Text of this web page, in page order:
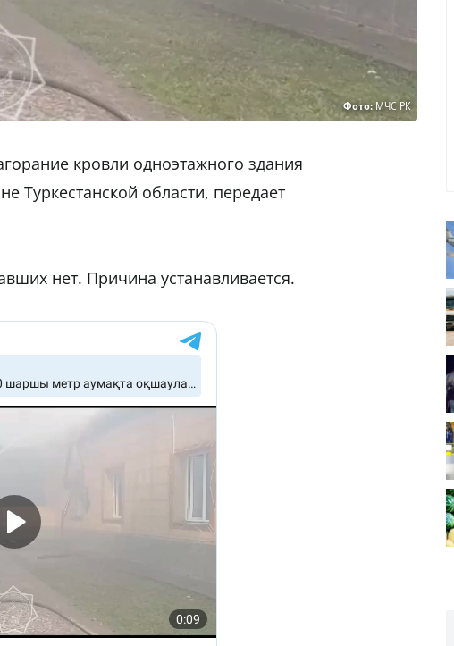
Фото:МЧС РК
кровли одноэтажного здания
Туркестанской области, передает
нет. Причина устанавливается.